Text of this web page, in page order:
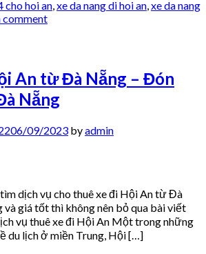
cho hoi an,xe da nang di hoi an,xe da nang
comment
An từ Đà Nẵng – Đón
Nẵng
06/09/2023 byadmin
dịch vụ cho thuê xe đi Hội An từ Đà
giá tốt thì không nên bỏ qua bài viết
vụ thuê xe đi Hội An Một trong những
du lịch ở miền Trung, Hội […]